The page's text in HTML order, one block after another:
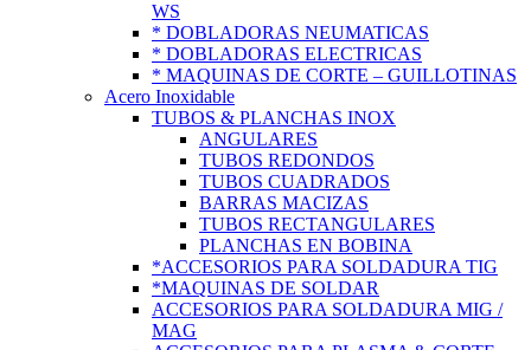
WS
* DOBLADORAS NEUMATICAS
* DOBLADORAS ELECTRICAS
* MAQUINAS DE CORTE – GUILLOTINAS
Acero Inoxidable
TUBOS & PLANCHAS INOX
ANGULARES
TUBOS REDONDOS
TUBOS CUADRADOS
BARRAS MACIZAS
TUBOS RECTANGULARES
PLANCHAS EN BOBINA
*ACCESORIOS PARA SOLDADURA TIG
*MAQUINAS DE SOLDAR
ACCESORIOS PARA SOLDADURA MIG /
MAG